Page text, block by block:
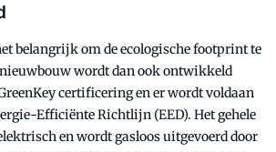
belangrijk om de ecologische footprint te
wordt dan ook ontwikkeld
certificering en er wordt voldaan
Efficiënte Richtlijn (EED). Het gehele
en wordt gasloos uitgevoerd door